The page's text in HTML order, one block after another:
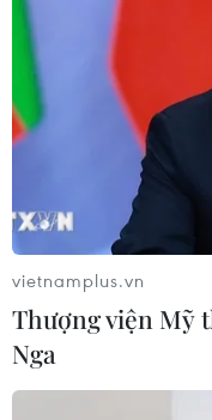
vietnamplus.vn
Thượng viện Mỹ
Nga